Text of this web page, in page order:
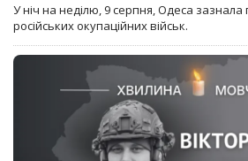
У ніч на неділю, 9 серпня, Одеса зазнала
російських окупаційних військ.